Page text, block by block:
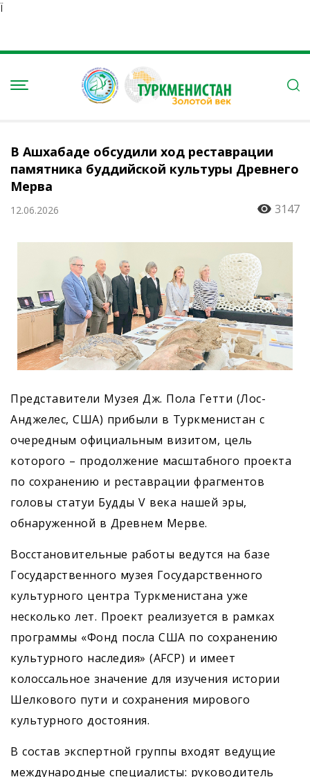
Ï
В Ашхабаде обсудили ход реставрации
памятника буддийской культуры Древнего
Мерва
12.06.2026 3147
Представители Музея Дж. Пола Гетти (Лос-
Анджелес, США) прибыли в Туркменистан с
очередным официальным визитом, цель
которого – продолжение масштабного проекта
по сохранению и реставрации фрагментов
головы статуи Будды V века нашей эры,
обнаруженной в Древнем Мерве.
Восстановительные работы ведутся на базе
Государственного музея Государственного
культурного центра Туркменистана уже
несколько лет. Проект реализуется в рамках
программы «Фонд посла США по сохранению
культурного наследия» (AFCP) и имеет
колоссальное значение для изучения истории
Шелкового пути и сохранения мирового
культурного достояния.
В состав экспертной группы входят ведущие
международные специалисты: руководитель